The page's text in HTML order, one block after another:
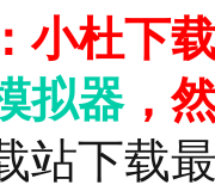
流
驿站”
他用户
杜下载
拟器，
下载最